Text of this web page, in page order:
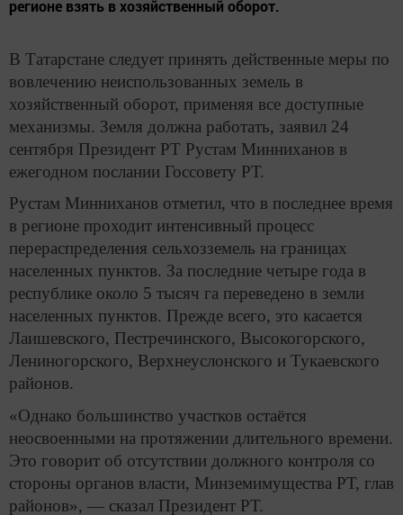
регионе взять в хозяйственный оборот.
В Татарстане следует принять действенные меры по
вовлечению неиспользованных земель в
хозяйственный оборот, применяя все доступные
механизмы. Земля должна работать, заявил 24
сентября Президент РТ Рустам Минниханов в
ежегодном послании Госсовету РТ.
Рустам Минниханов отметил, что в последнее время
в регионе проходит интенсивный процесс
перераспределения сельхозземель на границах
населенных пунктов. За последние четыре года в
республике около 5 тысяч га переведено в земли
населенных пунктов. Прежде всего, это касается
Лаишевского, Пестречинского, Высокогорского,
Лениногорского, Верхнеуслонского и Тукаевского
районов.
«Однако большинство участков остаётся
неосвоенными на протяжении длительного времени.
Это говорит об отсутствии должного контроля со
стороны органов власти, Минземимущества РТ, глав
районов», — сказал Президент РТ.